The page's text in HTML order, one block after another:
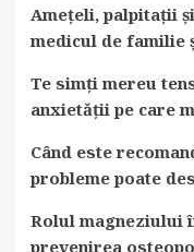
Amețeli, palpitații
medicul de familie
Te simți mereu
anxietății pe care
Când este
probleme poate
Rolul magneziului
prevenirea